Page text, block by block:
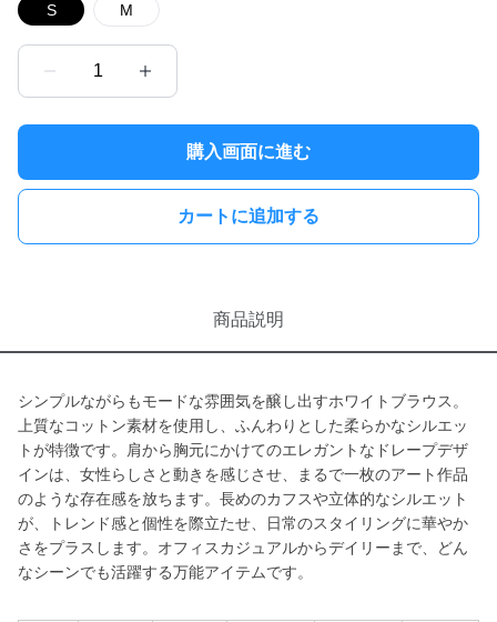
S M
1
購入画面に進む
カートに追加する
商品説明
シンプルながらもモードな雰囲気を醸し出すホワイトブラウス。
上質なコットン素材を使用し、ふんわりとした柔らかなシルエッ
トが特徴です。肩から胸元にかけてのエレガントなドレープデザ
インは、女性らしさと動きを感じさせ、まるで一枚のアート作品
のような存在感を放ちます。長めのカフスや立体的なシルエット
が、トレンド感と個性を際立たせ、日常のスタイリングに華やか
さをプラスします。オフィスカジュアルからデイリーまで、どん
なシーンでも活躍する万能アイテムです。